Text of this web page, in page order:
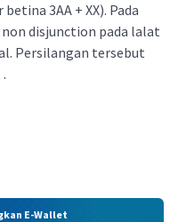
3AA + XX). Pada
disjunction pada lalat
Persilangan tersebut
E-Wallet